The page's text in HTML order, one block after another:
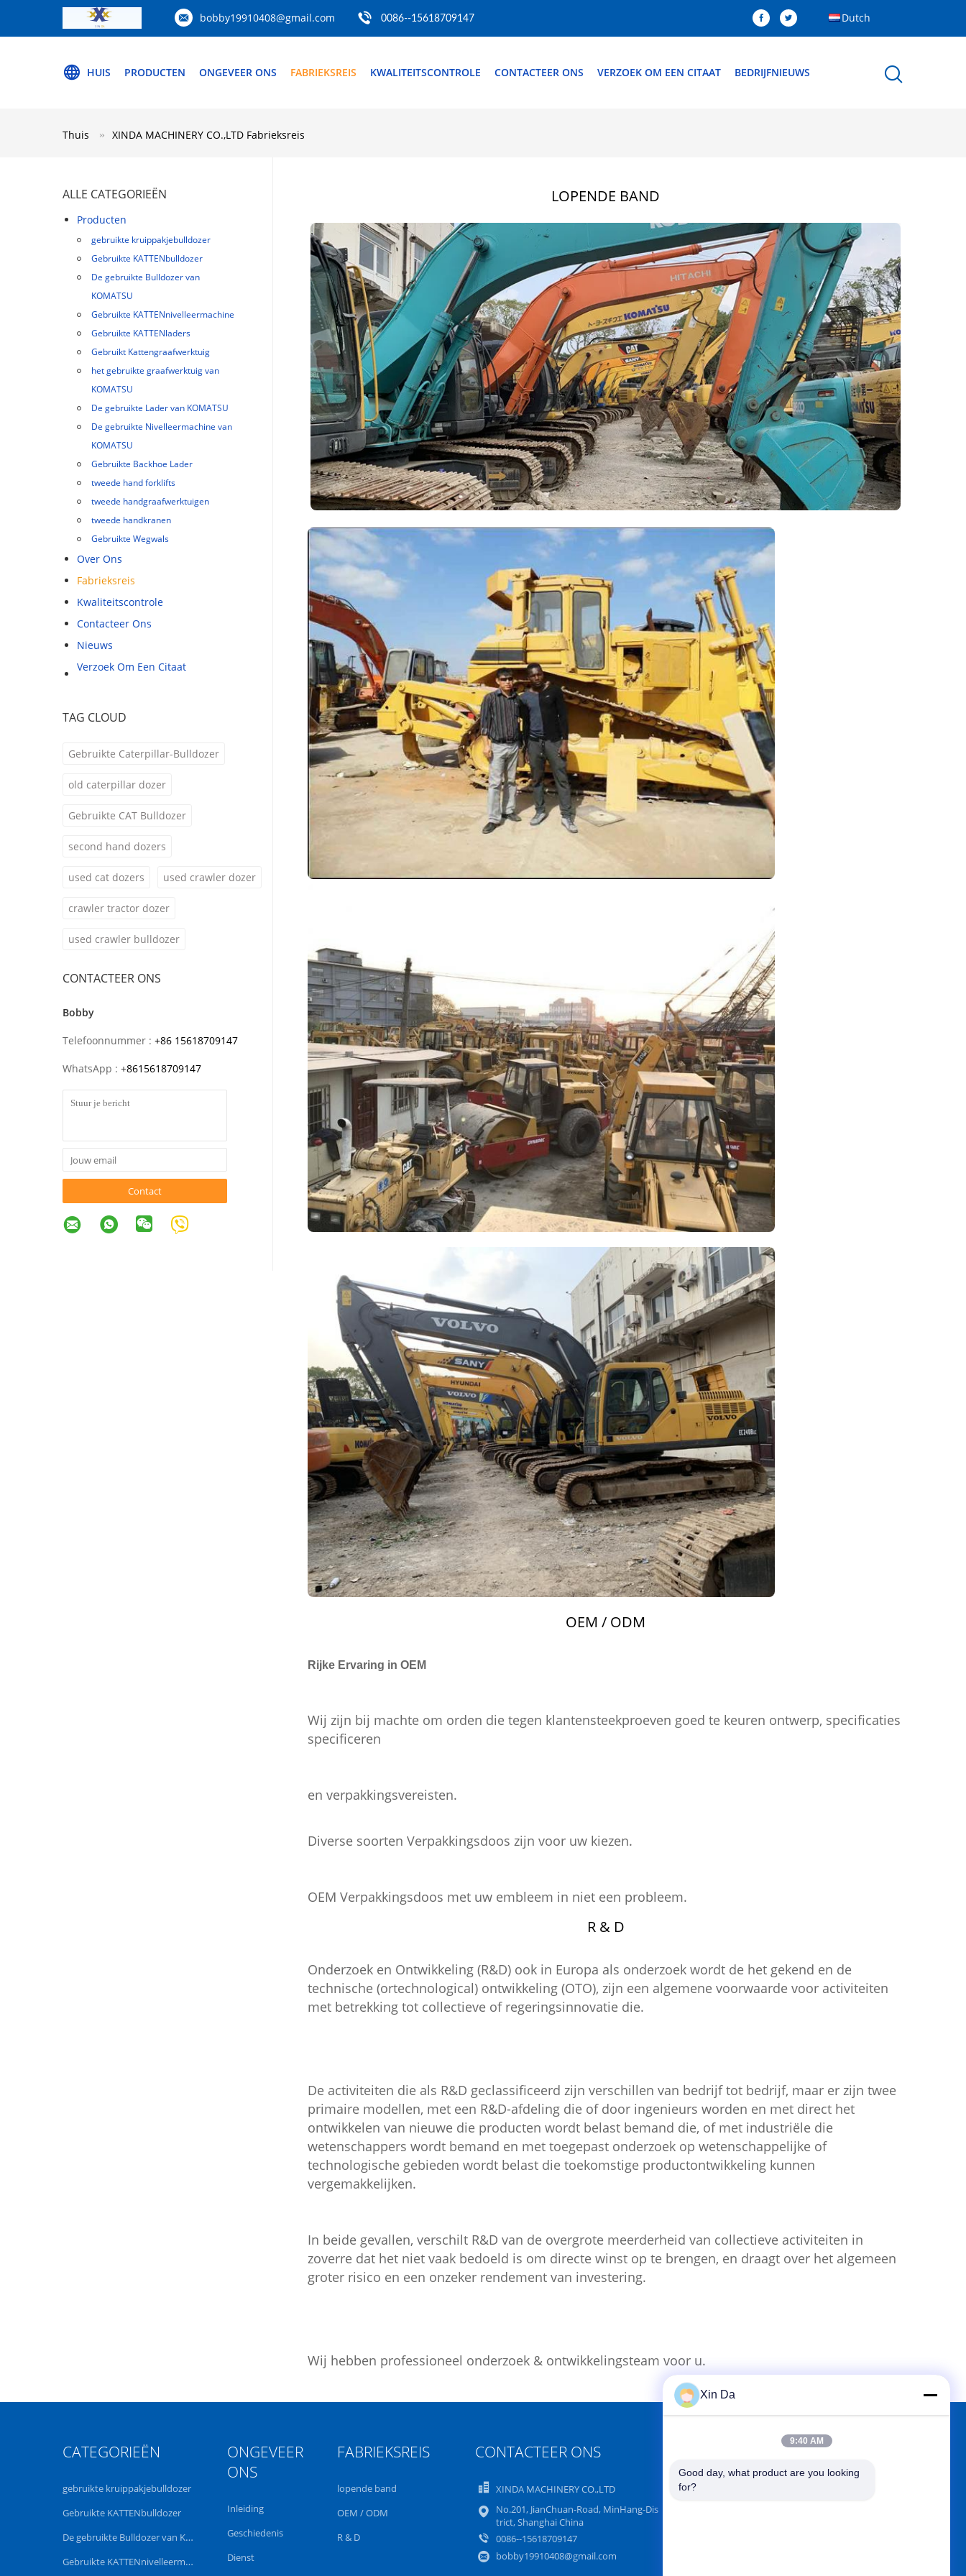
bobby19910408@gmail.com 0086--15618709147 Dutch
HUIS PRODUCTEN ONGEVEER ONS FABRIEKSREIS KWALITEITSCONTROLE CONTACTEER ONS VERZOEK OM EEN CITAAT BEDRIJFNIEUWS
Thuis XINDA MACHINERY CO.,LTD Fabrieksreis
ALLE CATEGORIEËN
Producten
gebruikte kruippakjebulldozer
Gebruikte KATTENbulldozer
De gebruikte Bulldozer van
KOMATSU
Gebruikte KATTENnivelleermachine
Gebruikte KATTENladers
Gebruikt Kattengraafwerktuig
het gebruikte graafwerktuig van
KOMATSU
De gebruikte Lader van KOMATSU
De gebruikte Nivelleermachine van
KOMATSU
Gebruikte Backhoe Lader
tweede hand forklifts
tweede handgraafwerktuigen
tweede handkranen
Gebruikte Wegwals
Over Ons
Fabrieksreis
Kwaliteitscontrole
Contacteer Ons
Nieuws
Verzoek Om Een Citaat
TAG CLOUD
Gebruikte Caterpillar-Bulldozer
old caterpillar dozer
Gebruikte CAT Bulldozer
second hand dozers
used cat dozers used crawler dozer
crawler tractor dozer
used crawler bulldozer
CONTACTEER ONS
Bobby
Telefoonnummer : +86 15618709147
WhatsApp : +8615618709147
Contact
LOPENDE BAND
OEM / ODM
Rijke Ervaring in OEM
Wij zijn bij machte om orden die tegen klantensteekproeven goed te keuren ontwerp, specificaties
specificeren
en verpakkingsvereisten.
Diverse soorten Verpakkingsdoos zijn voor uw kiezen.
OEM Verpakkingsdoos met uw embleem in niet een probleem.
R & D
Onderzoek en Ontwikkeling (R&D) ook in Europa als onderzoek wordt de het gekend en de
technische (ortechnological) ontwikkeling (OTO), zijn een algemene voorwaarde voor activiteiten
met betrekking tot collectieve of regeringsinnovatie die.
De activiteiten die als R&D geclassificeerd zijn verschillen van bedrijf tot bedrijf, maar er zijn twee
primaire modellen, met een R&D-afdeling die of door ingenieurs worden en met direct het
ontwikkelen van nieuwe die producten wordt belast bemand die, of met industriële die
wetenschappers wordt bemand en met toegepast onderzoek op wetenschappelijke of
technologische gebieden wordt belast die toekomstige productontwikkeling kunnen
vergemakkelijken.
In beide gevallen, verschilt R&D van de overgrote meerderheid van collectieve activiteiten in
zoverre dat het niet vaak bedoeld is om directe winst op te brengen, en draagt over het algemeen
groter risico en een onzeker rendement van investering.
Wij hebben professioneel onderzoek & ontwikkelingsteam voor u.
CATEGORIEËN
gebruikte kruippakjebulldozer
Gebruikte KATTENbulldozer
De gebruikte Bulldozer van KOMATSU
Gebruikte KATTENnivelleermachine
ONGEVEER
ONS
Inleiding
Geschiedenis
Dienst
FABRIEKSREIS
lopende band
OEM / ODM
R & D
CONTACTEER ONS
XINDA MACHINERY CO.,LTD
No.201, JianChuan-Road, MinHang-Dis
trict, Shanghai China
0086--15618709147
bobby19910408@gmail.com
VIND ONS OP
Xin Da
9:40 AM
Good day, what product are you looking
for?